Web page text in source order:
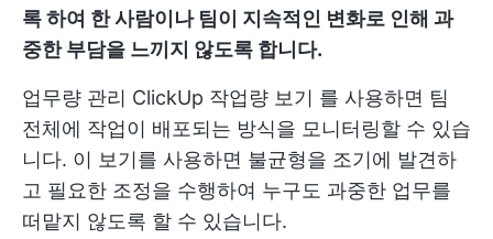
록 하여 한 사람이나 팀이 지속적인 변화로 인해 과
중한 부담을 느끼지 않도록 합니다.
업무량 관리 ClickUp 작업량 보기 를 사용하면 팀
전체에 작업이 배포되는 방식을 모니터링할 수 있습
니다. 이 보기를 사용하면 불균형을 조기에 발견하
고 필요한 조정을 수행하여 누구도 과중한 업무를
떠맡지 않도록 할 수 있습니다.